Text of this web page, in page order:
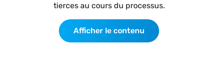
tierces au cours du processus.
Afficher le contenu